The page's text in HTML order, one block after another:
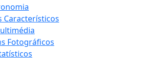
Característicos
Fotográficos